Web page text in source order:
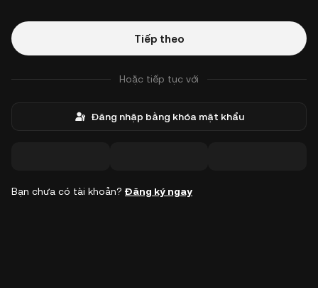
Tiếp theo
Hoặc tiếp tục với
Đăng nhập bằng khóa mật khẩu
Bạn chưa có tài khoản? Đăng ký ngay